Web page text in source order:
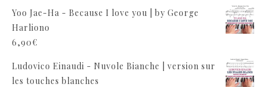
Yoo Jae-Ha - Because I love you | by George
Harliono
6,90€
Ludovico Einaudi - Nuvole Bianche | version sur
les touches blanches